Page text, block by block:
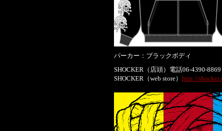
パーカー：ブラックボディ
SHOCKER（店頭）電話06-4390-8869
SHOCKER（web store） http://